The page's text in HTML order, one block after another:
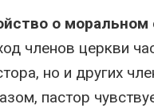
о моральном
членов церкви
но и других
пастор